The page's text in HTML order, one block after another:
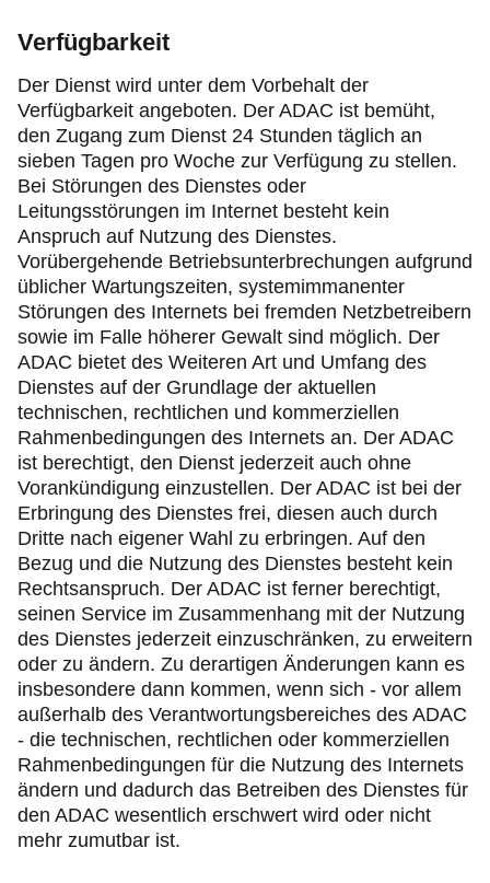
Verfügbarkeit
Der Dienst wird unter dem Vorbehalt der
Verfügbarkeit angeboten. Der ADAC ist bemüht,
den Zugang zum Dienst 24 Stunden täglich an
sieben Tagen pro Woche zur Verfügung zu stellen.
Bei Störungen des Dienstes oder
Leitungsstörungen im Internet besteht kein
Anspruch auf Nutzung des Dienstes.
Vorübergehende Betriebsunterbrechungen aufgrund
üblicher Wartungszeiten, systemimmanenter
Störungen des Internets bei fremden Netzbetreibern
sowie im Falle höherer Gewalt sind möglich. Der
ADAC bietet des Weiteren Art und Umfang des
Dienstes auf der Grundlage der aktuellen
technischen, rechtlichen und kommerziellen
Rahmenbedingungen des Internets an. Der ADAC
ist berechtigt, den Dienst jederzeit auch ohne
Vorankündigung einzustellen. Der ADAC ist bei der
Erbringung des Dienstes frei, diesen auch durch
Dritte nach eigener Wahl zu erbringen. Auf den
Bezug und die Nutzung des Dienstes besteht kein
Rechtsanspruch. Der ADAC ist ferner berechtigt,
seinen Service im Zusammenhang mit der Nutzung
des Dienstes jederzeit einzuschränken, zu erweitern
oder zu ändern. Zu derartigen Änderungen kann es
insbesondere dann kommen, wenn sich - vor allem
außerhalb des Verantwortungsbereiches des ADAC
- die technischen, rechtlichen oder kommerziellen
Rahmenbedingungen für die Nutzung des Internets
ändern und dadurch das Betreiben des Dienstes für
den ADAC wesentlich erschwert wird oder nicht
mehr zumutbar ist.